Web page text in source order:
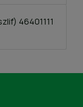
46401111